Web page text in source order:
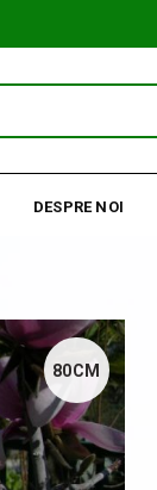
DESPRE NOI
80CM